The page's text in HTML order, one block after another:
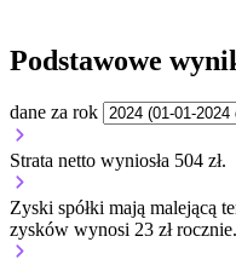
Podstawowe
dane za rok
Strata netto wyniosła 504 zł.
Zyski spółki mają malejącą
zysków wynosi 23 zł rocznie.